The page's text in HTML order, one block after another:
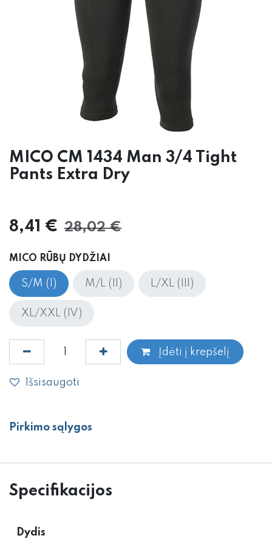
MICO CM 1434 Man 3/4 Tight
Pants Extra Dry
8,41 € 28,02€
MICO RŪBŲ DYDŽIAI
S/M (I) M/L (II) L/XL (III)
XL/XXL (IV)
Įdėti į krepšelį
Išsisaugoti
Pirkimo sąlygos
Specifikacijos
Dydis